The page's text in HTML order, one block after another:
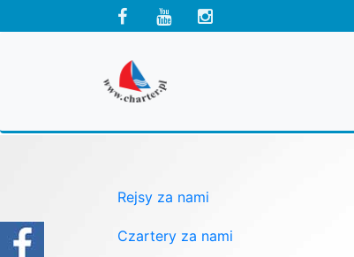
Rejsy za nami
Czartery za nami